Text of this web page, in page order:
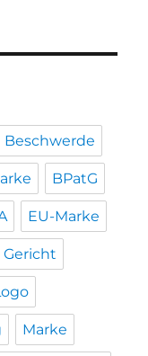
Beschwerde
BPatG
EU-Marke
Gericht
Marke